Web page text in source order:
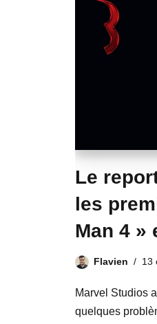
Le
les
Man 4 »
Flavien 13
Marvel Studios
quelques